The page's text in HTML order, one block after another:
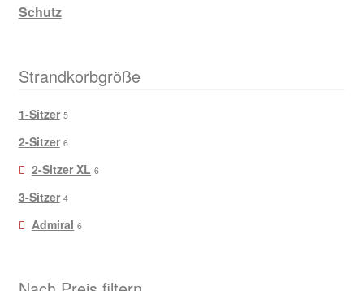
Schutz
Strandkorbgröße
1-Sitzer 5
2-Sitzer 6
2-Sitzer XL 6
3-Sitzer 4
Admiral 6